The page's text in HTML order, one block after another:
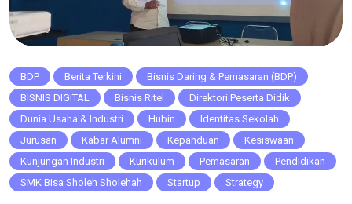
BDP Berita Terkini
Bisnis Daring & Pemasaran (BDP)
BISNIS DIGITAL
Bisnis Ritel
Direktori Peserta Didik
Dunia Usaha & Industri
Hubin
Identitas Sekolah
Jurusan
Kabar Alumni Kepanduan
Kesiswaan
Kunjungan Industri
Kurikulum Pemasaran
Pendidikan
SMK Bisa Sholeh Sholehah
Startup Strategy